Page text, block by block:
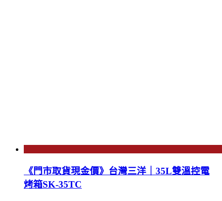
《門市取貨現金價》台灣三洋｜35L雙溫控電
烤箱SK-35TC